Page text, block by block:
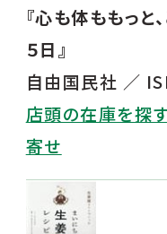
『心も体ももっ
５日』
自由国民社 ／
店頭の在庫を探
寄せ